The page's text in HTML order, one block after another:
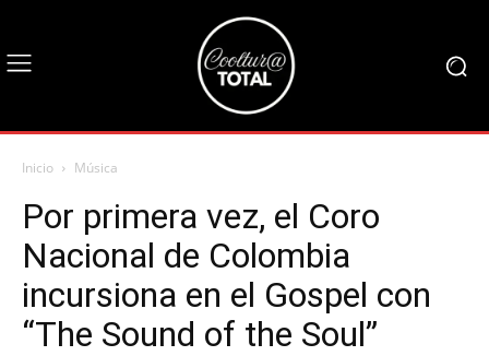
Inicio Música
Por primera vez, el Coro
Nacional de Colombia
incursiona en el Gospel con
“The Sound of the Soul”